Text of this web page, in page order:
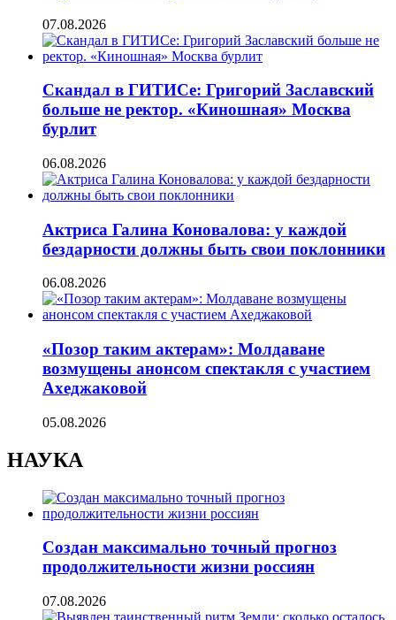
07.08.2026
Скандал в ГИТИСе: Григорий Заславский
больше не ректор. «Киношная» Москва
бурлит
06.08.2026
Актриса Галина Коновалова: у каждой
бездарности должны быть свои поклонники
06.08.2026
«Позор таким актерам»: Молдаване
возмущены анонсом спектакля с участием
Ахеджаковой
05.08.2026
НАУКА
Создан максимально точный прогноз
продолжительности жизни россиян
07.08.2026